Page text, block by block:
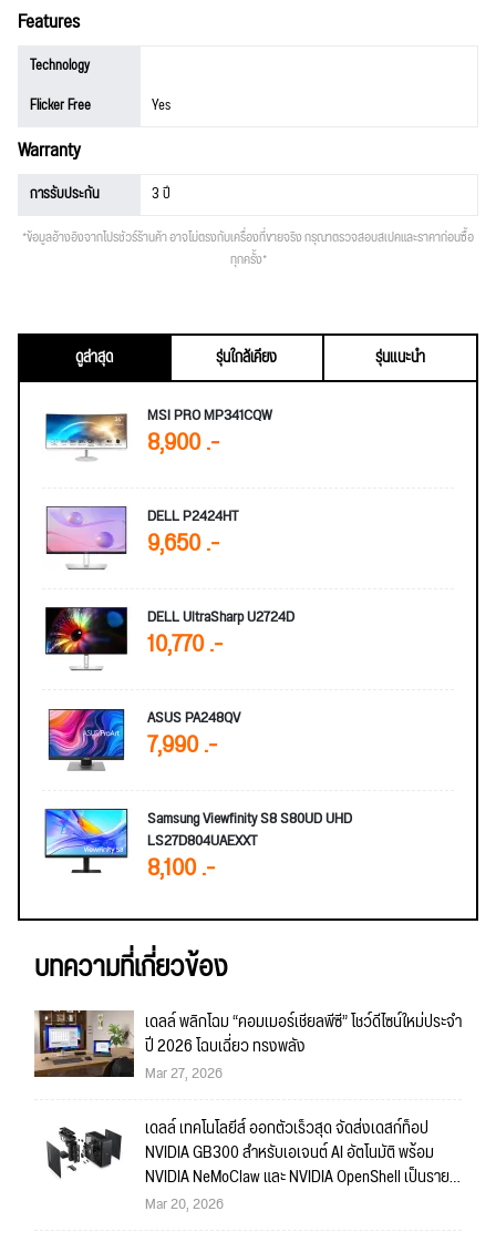
Features
Technology
Flicker Free
Yes
Warranty
การรับประกัน 3 ปี
*ข้อมูลอ้างอิงจากโปรชัวร์ร้านค้า อาจไม่ตรงกับเครื่องที่ขายจริง กรุณาตรวจสอบสเปคและราคาก่อนซื้อ
ทุกครั้ง*
ดูล่าสุด รุ่นใกล้เคียง
รุ่นแนะนำ
MSI PRO MP341CQW
8,900 .-
DELL P2424HT
9,650 .-
DELL UltraSharp U2724D
10,770 .-
ASUS PA248QV
7,990 .-
Samsung Viewfinity S8 S80UD UHD
LS27D804UAEXXT
8,100 .-
บทความที่เกี่ยวข้อง
เดลล์ พลิกโฉม “คอมเมอร์เชียลพีซี” โชว์ดีไซน์ใหม่ประจำ
ปี 2026 โฉบเฉี่ยว ทรงพลัง
Mar 27, 2026
เดลล์ เทคโนโลยีส์ ออกตัวเร็วสุด จัดส่งเดสก์ท็อป
NVIDIA GB300 สำหรับเอเจนต์ AI อัตโนมัติ พร้อม
NVIDIA NeMoClaw และ NVIDIA OpenShell เป็นราย
แรก
Mar 20, 2026